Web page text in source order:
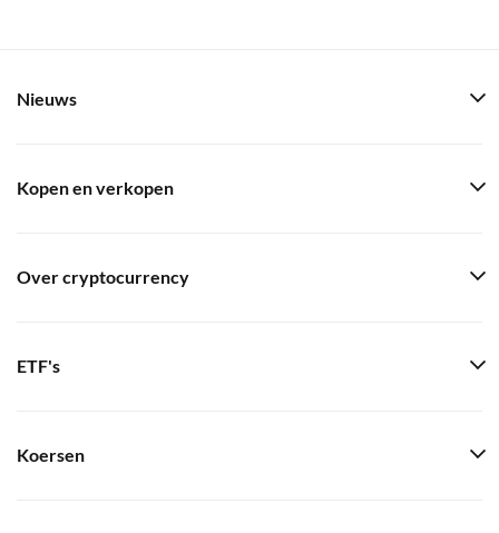
Nieuws
Kopen en verkopen
Over cryptocurrency
ETF's
Koersen